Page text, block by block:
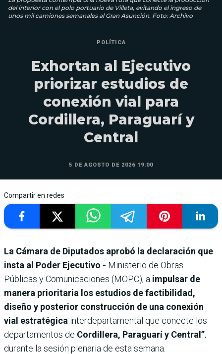
del interior con el polo portuario de Villeta, evitando el ingreso de
unos mil camiones semanales al Gran Asunción. Foto: Archivo
POLÍTICA
Exhortan al Ejecutivo
priorizar estudios de
conexión vial para
Cordillera, Paraguarí y
Central
5 DE AGOSTO DE 2026 19:00
Compartir en redes
La Cámara de Diputados aprobó la declaración que
insta al Poder Ejecutivo - Ministerio de Obras
Públicas y Comunicaciones (MOPC), a impulsar de
manera prioritaria los estudios de factibilidad,
diseño y posterior construcción de una conexión
vial estratégica interdepartamental que conecte los
departamentos de Cordillera, Paraguarí y Central”,
durante la sesión plenaria de esta semana.